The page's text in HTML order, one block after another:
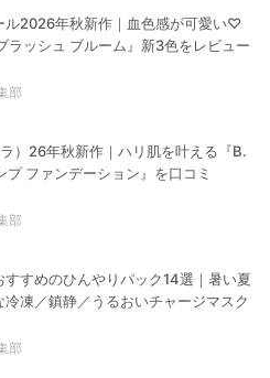
ル2026年秋新作｜血色感が可愛い♡
ラッシュ ブルーム』新3色をレビュー
部
）26年秋新作｜ハリ肌を叶える『B.
プ ファンデーション』を口コミ
部
すすめのひんやりパック14選｜暑い夏
冷凍／鎮静／うるおいチャージマスク
部